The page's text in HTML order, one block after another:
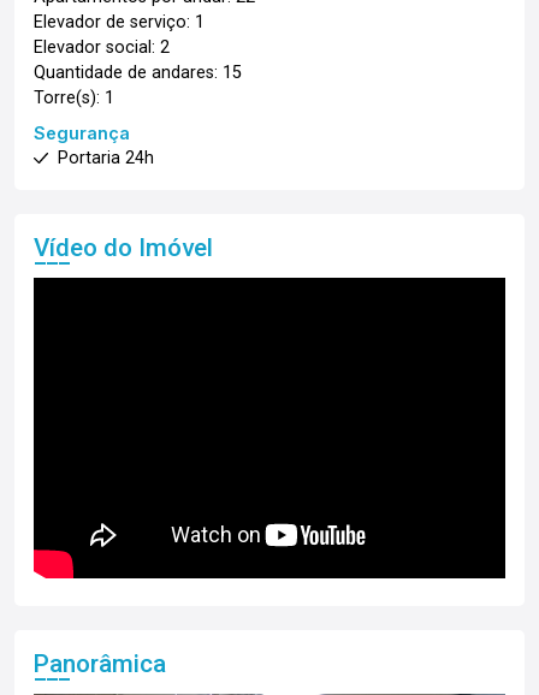
Elevador de serviço: 1
Elevador social: 2
Quantidade de andares: 15
Torre(s): 1
Segurança
Portaria 24h
Vídeo do Imóvel
Panorâmica